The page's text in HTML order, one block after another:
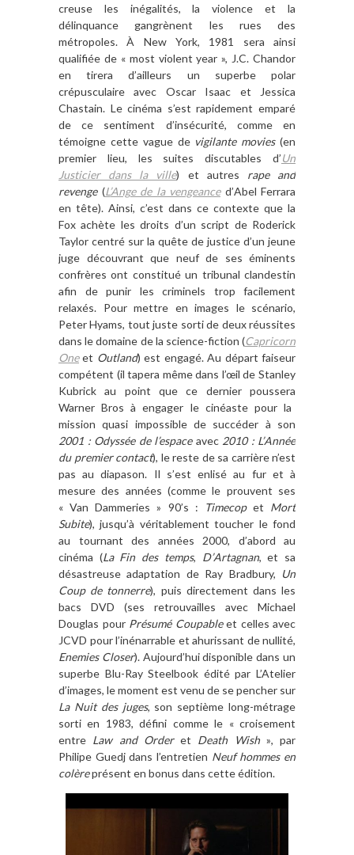
creuse les inégalités, la violence et la
délinquance gangrènent les rues des
métropoles. À
New York, 1981 sera ainsi
qualifiée de « most violent year »,J.C. Chandor
en tirera d’ailleurs un superbe polar
crépusculaireavec Oscar Isaac et Jessica
Chastain. Le cinéma s’est rapidement emparé
de ce sentiment d’insécurité, comme en
témoigne cette vague de vigilante movies(en
premier lieu, les suites discutables d’Un
Justicier dans la ville) et autres rape and
revenge(L’Ange de la vengeanced’Abel Ferrara
en tête). Ainsi, c’est dans ce contexte que la
Fox achète les droits d’un script de Roderick
Taylor centré sur la quête de justice d’un jeune
juge découvrant que neuf de ses éminents
confrères ont constitué un tribunal clandestin
afin de punir les criminels trop facilement
relaxés. Pour mettre en images le scénario,
Peter Hyams, tout juste sortide deux réussites
dans le domaine de la science-fiction (Capricorn
Oneet Outland) est engagé. Au départ faiseur
compétent (il tapera même dans l’œil de Stanley
Kubrick au point que ce dernier poussera
Warner Brosàengager le cinéaste pour la
mission quasi impossible de succéder à son
2001 : Odyssée de l’espaceavec 2010 : L’Année
du premier contact), le reste de sa carrière n’est
pas au diapason. Il s’est enlisé au fur età
mesure des années (comme le prouvent ses
«Van Dammeries » 90’s : Timecopet Mort
Subite), jusqu’à véritablement toucher le fond
au tournant des années 2000, d’abord au
cinéma (La Fin des temps, D’Artagnan, et sa
désastreuse adaptation de Ray Bradbury, Un
Coup de tonnerre), puis directement dans les
bacs DVD (ses retrouvailles avec Michael
Douglas pour Présumé Coupableet celles avec
JCVD pour l’inénarrable et ahurissant de nullité,
Enemies Closer). Aujourd’hui disponible dans un
superbe Blu-Ray Steelbook édité parL’Atelier
d’images, le moment est venu de se pencher sur
La Nuit des juges, son septième long-métrage
sorti en 1983, défini comme le «croisement
entre Law and Orderet Death Wish », par
Philipe Guedj dans l’entretien Neuf hommes en
colèreprésent en bonus dans cette édition.